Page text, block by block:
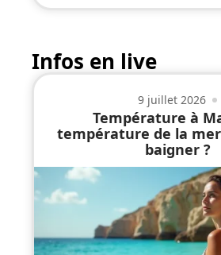
Infos en live
9 juillet 2026
Température à
température de la
baigner ?